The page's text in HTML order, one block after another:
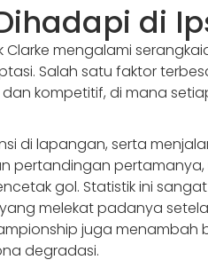
di
Clarke mengalami
Salah satu faktor
kompetitif, di mana
di lapangan, serta
pertandingan pertamanya,
gol. Statistik ini
melekat padanya
juga menambah
degradasi.